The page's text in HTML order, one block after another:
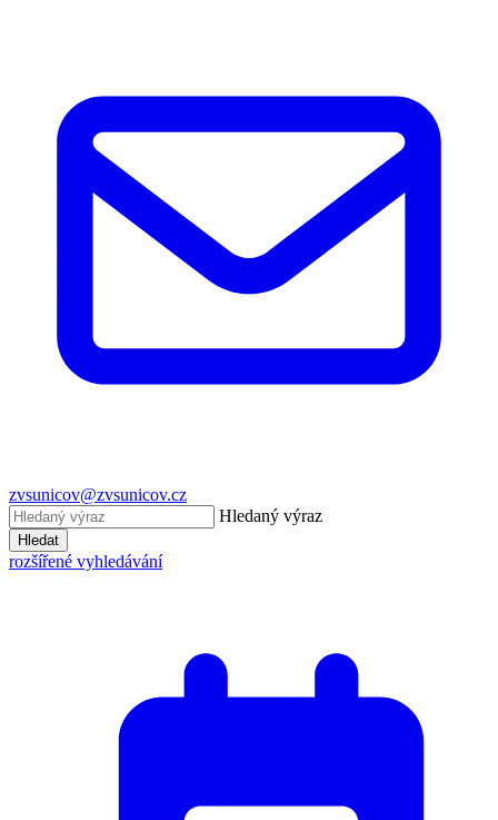
zvsunicov@zvsunicov.cz
Hledaný výraz
Hledat
rozšířené vyhledávání